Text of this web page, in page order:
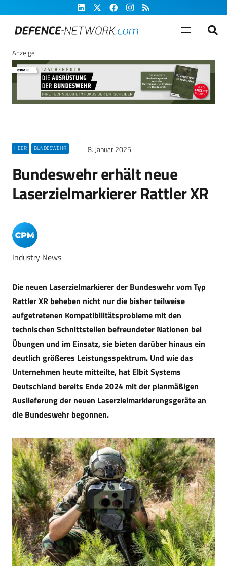
Anzeige
HEER BUNDESWEHR 8. Januar 2025
Bundeswehr erhält neue
Laserzielmarkierer Rattler XR
Industry News
Die neuen Laserzielmarkierer der Bundeswehr vom Typ
Rattler XR beheben nicht nur die bisher teilweise
aufgetretenen Kompatibilitätsprobleme mit den
technischen Schnittstellen befreundeter Nationen bei
Übungen und im Einsatz, sie bieten darüber hinaus ein
deutlich größeres Leistungsspektrum. Und wie das
Unternehmen heute mitteilte, hat Elbit Systems
Deutschland bereits Ende 2024 mit der planmäßigen
Auslieferung der neuen Laserzielmarkierungsgeräte an
die Bundeswehr begonnen.